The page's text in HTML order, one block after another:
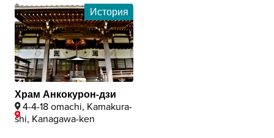
История
Храм Анкокурон-дзи
4-4-18 omachi, Kamakura-
shi, Kanagawa-ken